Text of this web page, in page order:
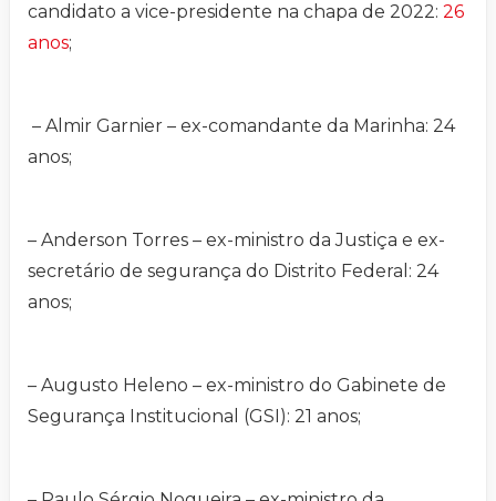
candidato a vice-presidente na chapa de 2022: 26
anos;
– Almir Garnier – ex-comandante da Marinha: 24
anos;
– Anderson Torres – ex-ministro da Justiça e ex-
secretário de segurança do Distrito Federal: 24
anos;
– Augusto Heleno – ex-ministro do Gabinete de
Segurança Institucional (GSI): 21 anos;